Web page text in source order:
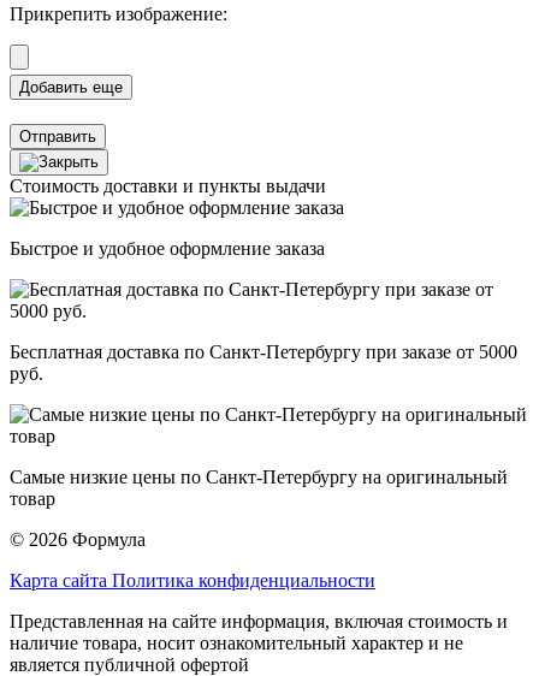
Прикрепить изображение:
Отправить
Стоимость доставки и пункты выдачи
Быстрое и удобное оформление заказа
Бесплатная доставка по Санкт-Петербургу при заказе от 5000
руб.
Самые низкие цены по Санкт-Петербургу на оригинальный
товар
© 2026 Формула
Карта сайта Политика конфиденциальности
Представленная на сайте информация, включая стоимость и
наличие товара, носит ознакомительный характер и не
является публичной офертой